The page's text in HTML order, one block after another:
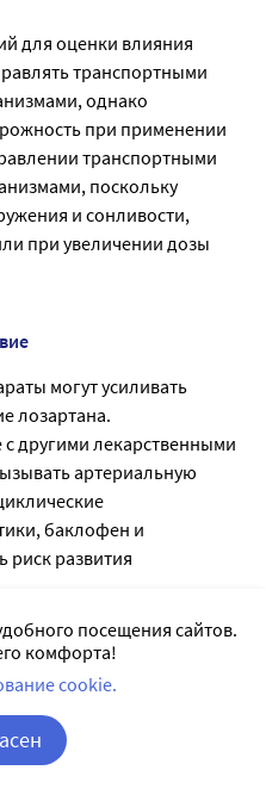
для оценки влияния
транспортными
однако
при применении
транспортными
поскольку
и сонливости,
при увеличении дозы
могут усиливать
лозартана.
другими лекарственными
артериальную
баклофен и
развития
лекарственных
значимых
и
посещения сайтов.
комфорта!
cookie.